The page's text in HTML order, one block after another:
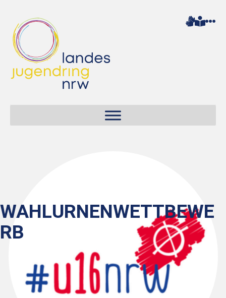
WAHLURNENWETTBEWE
RB